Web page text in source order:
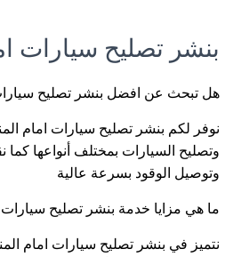
بنشر تصليح سيارات
هل تبحث عن افضل بنشر تصليح
نوفر لكم بنشر تصليح سيارات امام
وتصليح السيارات بمختلف أنواعها
وتوصيل الوقود بسرعة عالية
ما هي مزايا خدمة بنشر تصليح سيارات
نتميز في بنشر تصليح سيارات امام